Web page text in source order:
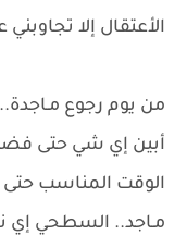
الأعتقال إلا
​من يوم رجوع
أبين إي شي حتى
الوقت المناسب حتى